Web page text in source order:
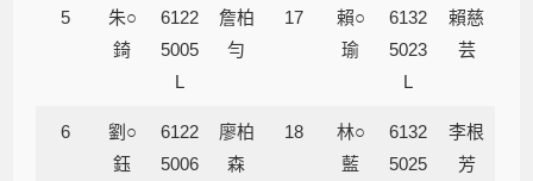
5
朱○
錡
6122
5005
L
詹柏
勻
17
賴○
瑜
6132
5023
L
賴慈
芸
6
劉○
鈺
6122
5006
廖柏
森
18
林○
藍
6132
5025
李根
芳